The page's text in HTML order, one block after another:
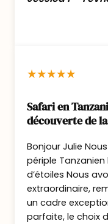
noirs
monde. Le
le
Sanctuary
vivent des
En safari,
Five, plus
Safari en
découverte de
Bonjour Julie
périple
d’étoiles Nous
extraordinaire,
un cadre
parfaite, le choix